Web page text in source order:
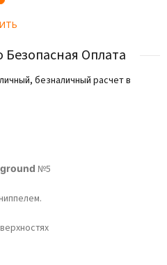
Оплата
№5